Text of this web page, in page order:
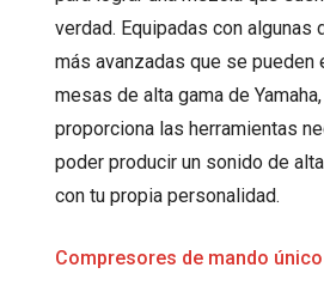
verdad. Equipadas con algunas
más avanzadas que se pueden
mesas de alta gama de
proporciona las herramientas
poder producir un sonido de
con tu propia personalidad.
Compresores de mando único